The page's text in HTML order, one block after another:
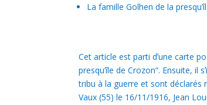
La famille Golhen de la
Cet article est parti dʼune carte
presqu’île de Crozon“. Ensuite,
tribu à la guerre et sont déclarés
Vaux (55) le 16/11/1916, Jean